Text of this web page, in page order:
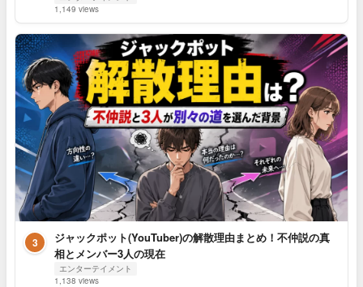
1,149 views
3
ジャックポット(YouTuber)の解散理由まとめ！不仲説の真
相とメンバー3人の現在
エンターテイメント
1,138 views